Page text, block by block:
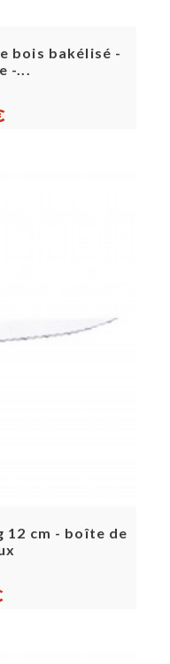
bois bakélisé -
-...
12 cm - boîte de